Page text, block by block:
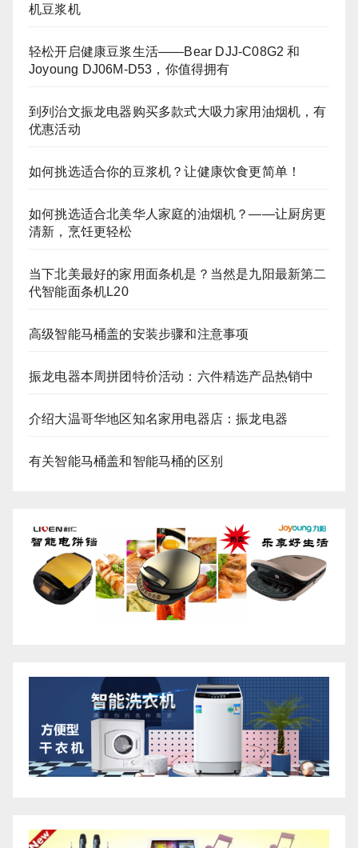
机豆浆机
轻松开启健康豆浆生活——Bear DJJ‑C08G2 和
Joyoung DJ06M‑D53，你值得拥有
到列治文振龙电器购买多款式大吸力家用油烟机，有
优惠活动
如何挑选适合你的豆浆机？让健康饮食更简单！
如何挑选适合北美华人家庭的油烟机？——让厨房更
清新，烹饪更轻松
当下北美最好的家用面条机是？当然是九阳最新第二
代智能面条机L20
高级智能马桶盖的安装步骤和注意事项
振龙电器本周拼团特价活动：六件精选产品热销中
介绍大温哥华地区知名家用电器店：振龙电器
有关智能马桶盖和智能马桶的区别